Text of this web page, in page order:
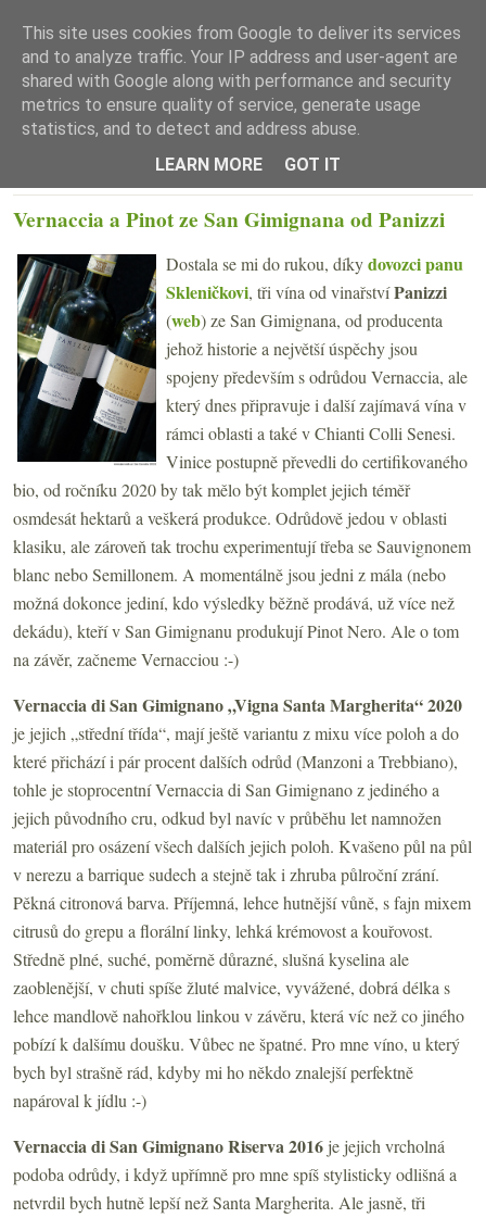
☰ Menu
Vernaccia a Pinot ze San Gimignana od Panizzi
Dostala se mi do rukou, díkydovozci panu
Skleničkovi, tři vína od vinařstvíPanizzi
(web) ze San Gimignana, od producenta
jehož historie a největší úspěchy jsou
spojeny především s odrůdou Vernaccia, ale
který dnes připravuje i další zajímavá vína v
rámci oblasti a také v Chianti Colli Senesi.
Vinice postupně převedli do certifikovaného
bio, od ročníku 2020 by tak mělo být komplet jejich téměř
osmdesát hektarů a veškerá produkce. Odrůdově jedou v oblasti
klasiku, ale zároveň tak trochu experimentují třeba se Sauvignonem
blanc nebo Semillonem. A momentálně jsou jedni z mála (nebo
možná dokonce jediní, kdo výsledky běžně prodává, už více než
dekádu), kteří v San Gimignanu produkují Pinot Nero. Ale o tom
na závěr, začneme Vernacciou :-)
Vernaccia di San Gimignano „Vigna Santa Margherita“ 2020
je jejich „střední třída“, mají ještě variantu z mixu více poloh a do
které přichází i pár procent dalších odrůd (Manzoni a Trebbiano),
tohle je stoprocentní Vernaccia di San Gimignano z jediného a
jejich původního cru, odkud byl navíc v průběhu let namnožen
materiál pro osázení všech dalších jejich poloh. Kvašeno půl na půl
v nerezu a barrique sudech a stejně tak i zhruba půlroční zrání.
Pěkná citronová barva. Příjemná, lehce hutnější vůně, s fajn mixem
citrusů do grepu a florální linky, lehká krémovost a kouřovost.
Středně plné, suché, poměrně důrazné, slušná kyselina ale
zaoblenější, v chuti spíše žluté malvice, vyvážené, dobrá délka s
lehce mandlově nahořklou linkou v závěru, která víc než co jiného
pobízí k dalšímu doušku. Vůbec ne špatné. Pro mne víno, u který
bych byl strašně rád, kdyby mi ho někdo znalejší perfektně
napároval k jídlu :-)
Vernaccia di San Gimignano Riserva 2016 je jejich vrcholná
podoba odrůdy, i když upřímně pro mne spíš stylisticky odlišná a
netvrdil bych hutně lepší než Santa Margherita. Ale jasně, tři
This site uses cookies from Google to deliver its services
and to analyze traffic. Your IP address and user-agent are
shared with Google along with performance and security
metrics to ensure quality of service, generate usage
statistics, and to detect and address abuse.
LEARN MORE
GOT IT